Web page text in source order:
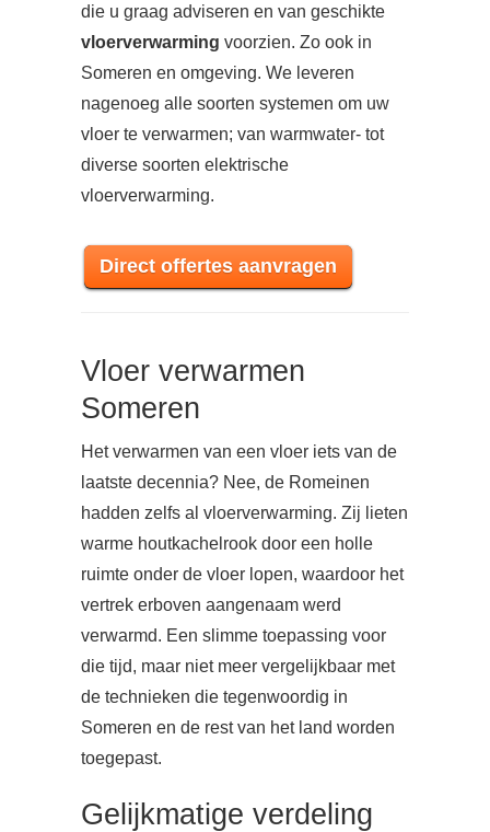
die u graag adviseren en van geschikte
vloerverwarming voorzien. Zo ook in
Someren en omgeving. We leveren
nagenoeg alle soorten systemen om uw
vloer te verwarmen; van warmwater- tot
diverse soorten elektrische
vloerverwarming.
Direct offertes aanvragen
Vloer verwarmen
Someren
Het verwarmen van een vloer iets van de
laatste decennia? Nee, de Romeinen
hadden zelfs al vloerverwarming. Zij lieten
warme houtkachelrook door een holle
ruimte onder de vloer lopen, waardoor het
vertrek erboven aangenaam werd
verwarmd. Een slimme toepassing voor
die tijd, maar niet meer vergelijkbaar met
de technieken die tegenwoordig in
Someren en de rest van het land worden
toegepast.
Gelijkmatige verdeling